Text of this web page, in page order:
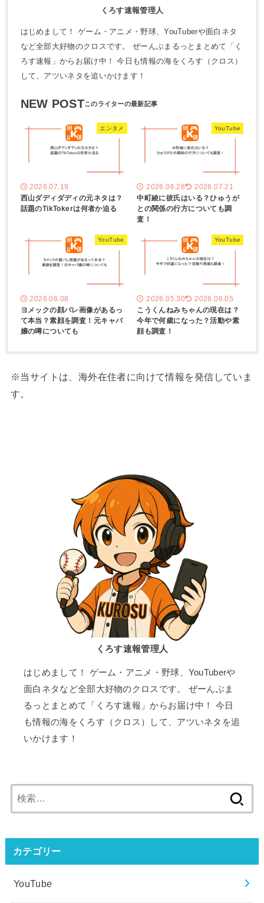
くろす速報管理人
はじめまして！ ゲーム・アニメ・野球、YouTuberや面白ネタ
など全部大好物のクロスです。 ぜーんぶまるっとまとめて「く
ろす速報」からお届け中！ 今日も情報の海をくろす（クロス）
して、アツいネタを追いかけます！
NEW POST
エンタメ
2026.07.19
西山ダディダディの元ネタは？
話題のTikTokerは何者か迫る
YouTube
2026.06.28 2026.07.21
中町綾に彼氏はいる？ひゅうが
との関係の行方についても調
査！
YouTube
2026.06.08
ヨメックの顔バレ画像があるっ
て本当？素顔を調査！元キャバ
嬢の噂についても
YouTube
2026.05.30 2026.06.05
こうくんねみちゃんの現在は？
今年で何歳になった？活動や素
顔も調査！
※当サイトは、海外在住者に向けて情報を発信していま
す。
くろす速報管理人
はじめまして！ ゲーム・アニメ・野球、YouTuberや
面白ネタなど全部大好物のクロスです。 ぜーんぶま
るっとまとめて「くろす速報」からお届け中！ 今日
も情報の海をくろす（クロス）して、アツいネタを追
いかけます！
索:
カテゴリー
YouTube